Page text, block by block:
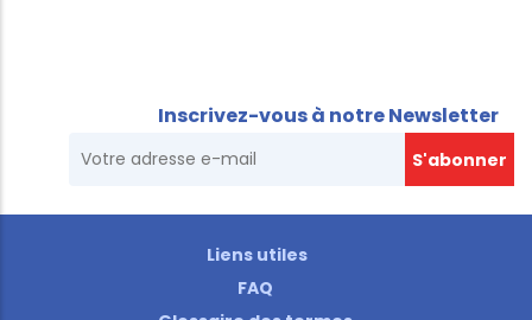
Inscrivez-vous à notre Newsletter
Liens utiles
FAQ